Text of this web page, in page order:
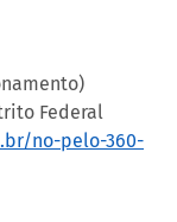
Federal
no-pelo-360-